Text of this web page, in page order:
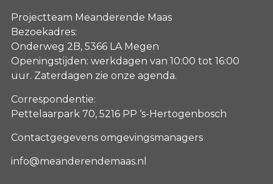
Projectteam Meanderende Maas
Bezoekadres:
Onderweg 2B, 5366 LA Megen
Openingstijden: werkdagen van 10:00 tot 16:00
uur. Zaterdagen zie onze agenda.
Correspondentie:
Pettelaarpark 70, 5216 PP ‘s-Hertogenbosch
Contactgegevens omgevingsmanagers
info@meanderendemaas.nl